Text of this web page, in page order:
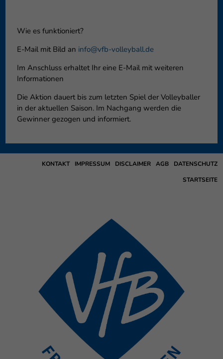
Wie es funktioniert?
E-Mail mit Bild an info@vfb-volleyball.de
Im Anschluss erhaltet Ihr eine E-Mail mit weiteren
Informationen
Die Aktion dauert bis zum letzten Spiel der Volleyballer
in der aktuellen Saison. Im Nachgang werden die
Gewinner gezogen und informiert.
DATENSCHUTZ
AGB
DISCLAIMER
IMPRESSUM
KONTAKT
STARTSEITE